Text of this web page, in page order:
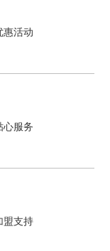
惠活动
心服务
盟支持